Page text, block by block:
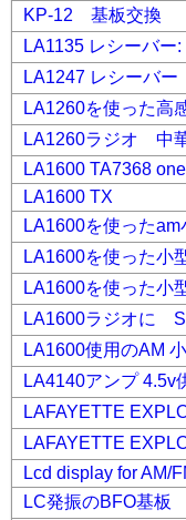
KP-12 基板交換
LA1135 レシーバー
LA1247 レシーバー
LA1260を使った高
LA1260ラジオ 中
LA1600 TA7368
LA1600 TX
LA1600を使った
LA1600を使った小
LA1600を使った小
LA1600ラジオに S
LA1600使用のAM
LA4140アンプ 4.5v
LAFAYETTE
LAFAYETTE
Lcd display for AM/
LC発振のBFO基板